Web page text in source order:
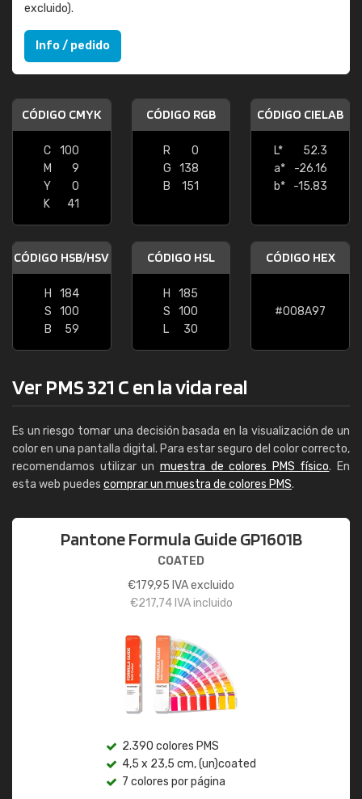
excluido).
Info / pedido
CÓDIGO CMYK
C
100
M
9
Y
0
K
41
CÓDIGO RGB
R
0
G
138
B
151
CÓDIGO CIELAB
L*
52.3
a*
-26.16
b*
-15.83
CÓDIGO HSB/HSV
H
184
S
100
B
59
CÓDIGO HSL
H
185
S
100
L
30
CÓDIGO HEX
#008A97
Ver PMS 321 C en la vida real
Es un riesgo tomar una decisión basada en la visualización de un
color en una pantalla digital. Para estar seguro del color correcto,
recomendamos utilizar un muestra de colores PMS físico. En
esta web puedes comprar un muestra de colores PMS.
Pantone Formula Guide GP1601B
COATED
€179,95 IVA excluido
€217,74IVA incluido
2.390 colores PMS
4,5 x 23,5 cm, (un)coated
7 colores por página